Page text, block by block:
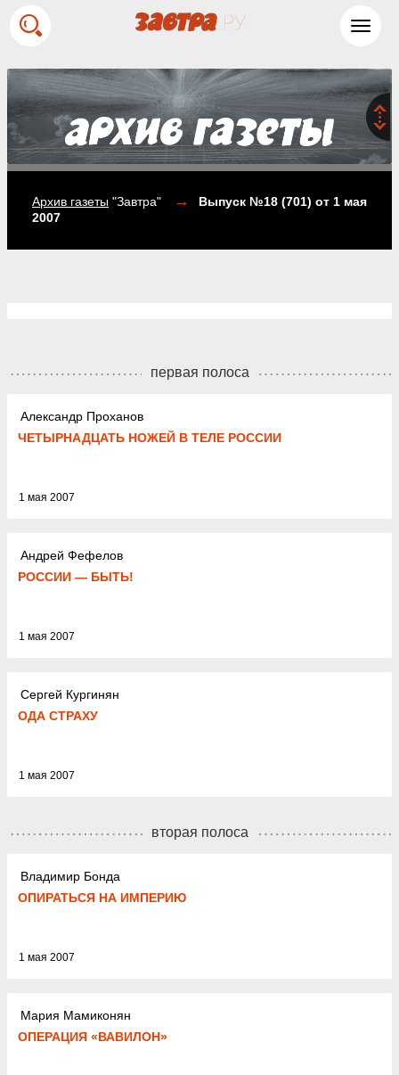
Архив газеты "Завтра" → Выпуск №18 (701) от 1 мая
2007
первая полоса
Александр Проханов
ЧЕТЫРНАДЦАТЬ НОЖЕЙ В ТЕЛЕ РОССИИ
1 мая 2007
Андрей Фефелов
РОССИИ — БЫТЬ!
1 мая 2007
Сергей Кургинян
ОДА СТРАХУ
1 мая 2007
вторая полоса
Владимир Бонда
ОПИРАТЬСЯ НА ИМПЕРИЮ
1 мая 2007
Мария Мамиконян
ОПЕРАЦИЯ «ВАВИЛОН»